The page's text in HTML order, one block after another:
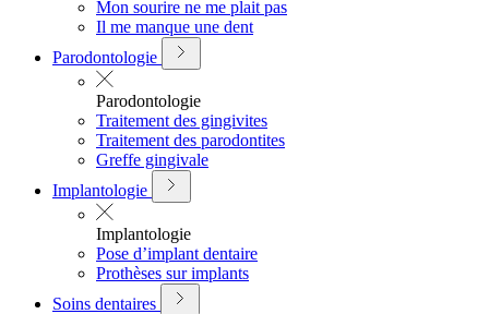
Mon sourire ne me plait pas
Il me manque une dent
Parodontologie
Parodontologie
Traitement des gingivites
Traitement des parodontites
Greffe gingivale
Implantologie
Implantologie
Pose d’implant dentaire
Prothèses sur implants
Soins dentaires